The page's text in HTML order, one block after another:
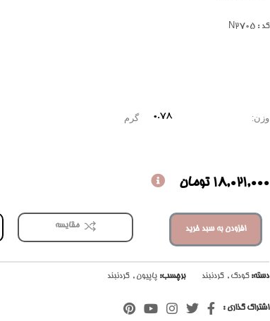
کد : N2705
وزن: 0.78 گرم
18,021,000 تومان
افزودن به سبد خرید مقایسه
دسته: کودک , گردنبند برچسب: پاپیون , گردنبند
اشتراک گذاری :